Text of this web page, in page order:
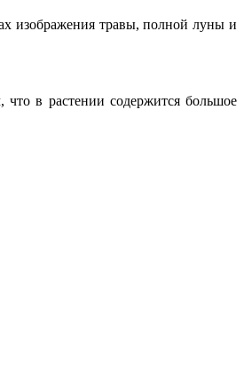
изображения травы, полной луны и
в растении содержится большое